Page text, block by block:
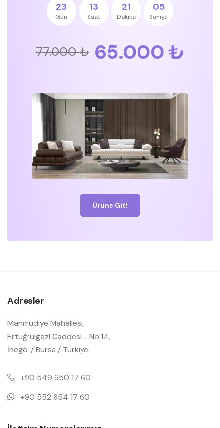
23
Gün
13
Saat
21
Dakika
04
Saniye
77.000 ₺ 65.000 ₺
Ürüne Git!
Adresler
Mahmudiye Mahallesi,
Ertuğrulgazi Caddesi - No:14,
İnegöl / Bursa / Türkiye
+90 549 650 17 60
+90 552 654 17 60